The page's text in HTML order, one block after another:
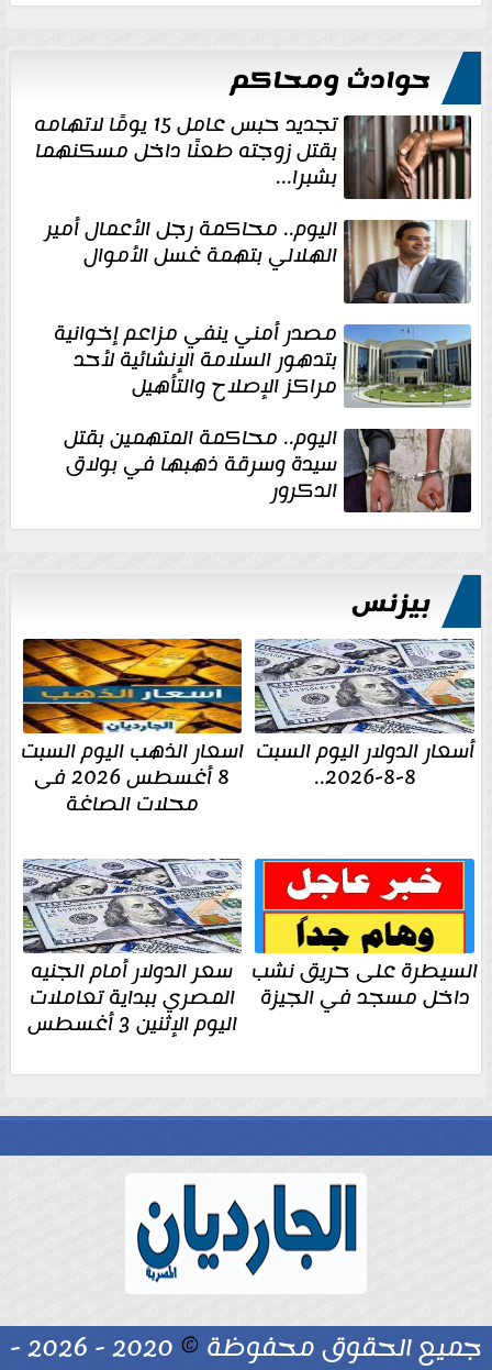
حوادث ومحاكم
تجديد حبس عامل 15 يومًا لاتهامه
بقتل زوجته طعنًا داخل مسكنهما
بشبرا...
اليوم.. محاكمة رجل الأعمال أمير
الهلالي بتهمة غسل الأموال
مصدر أمني ينفي مزاعم إخوانية
بتدهور السلامة الإنشائية لأحد
مراكز الإصلاح والتأهيل
اليوم.. محاكمة المتهمين بقتل
سيدة وسرقة ذهبها في بولاق
الدكرور
بيزنس
أسعار الدولار اليوم السبت
8-8-2026..
اسعار الذهب اليوم السبت
8 أغسطس 2026 فى
محلات الصاغة
السيطرة على حريق نشب
داخل مسجد في الجيزة
سعر الدولار أمام الجنيه
المصري ببداية تعاملات
اليوم الإثنين 3 أغسطس
جميع الحقوق محفوظة ©
2020 - 2026 -